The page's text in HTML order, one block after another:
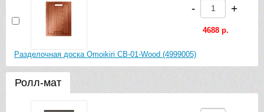
Разделочная доска Omoikiri CB-01-Wood (4999005)
- +
4688 р.
Ролл-мат